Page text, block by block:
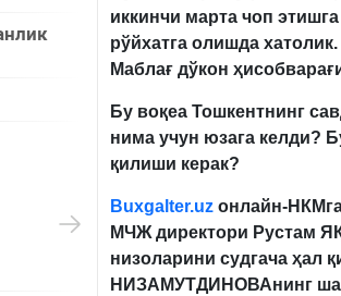
иккинчи марта чоп
рўйхатга олишда
Маблағ дўкон
БувоқеаТошкентнинг
нима учун юзага келди?
қилиши керак?
Buxgalter.uz онлайн-НКМ
МЧЖ директори Рустам
низоларини судгача ҳал
НИЗАМУТДИНОВАнинг